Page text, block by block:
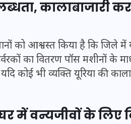
कालाबाजारी
को आश्वस्त किया है कि जिले में
का वितरण पॉस मशीनों के
कोई भी व्यक्ति यूरिया की
में वन्यजीवों के लिए
के बीते 4 साल,
तपकर बना
20